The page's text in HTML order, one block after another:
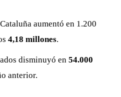
aumentó en 1.200
4,18 millones.
disminuyó en 54.000
anterior.